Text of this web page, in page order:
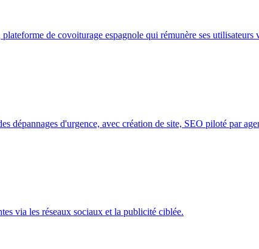
de covoiturage espagnole qui rémunère ses
dépannages d'urgence, avec création de site, SEO piloté par
via les réseaux sociaux et la publicité ciblée.